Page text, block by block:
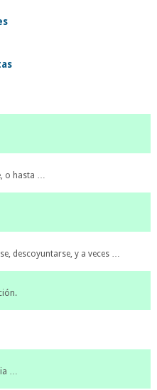
o hasta …
descoyuntarse, y a veces …
…